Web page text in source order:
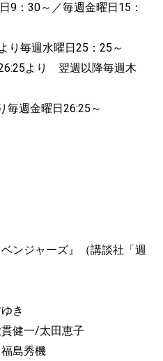
9：30～／毎週金曜日15：
毎週水曜日25：25～
より 翌週以降毎週木
週金曜日26:25～
ンジャーズ』（講談社「週
き
健一/太田恵子
島秀機